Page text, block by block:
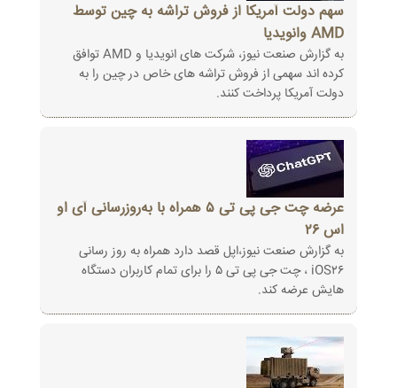
سهم دولت آمریکا از فروش تراشه به چین توسط
AMD وانویدیا
به گزارش صنعت نیوز، شرکت های انویدیا و AMD توافق
کرده اند سهمی از فروش تراشه های خاص در چین را به
دولت آمریکا پرداخت کنند.
عرضه چت جی پی تی ۵ همراه با به‌روزرسانی آی او
اس ۲۶
به گزارش صنعت نیوز،اپل قصد دارد همراه به روز رسانی
iOS۲۶ ، چت جی پی تی ۵ را برای تمام کاربران دستگاه
هایش عرضه کند.